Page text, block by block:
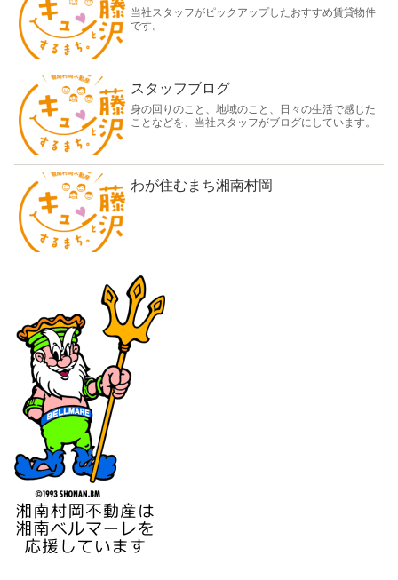
当社スタッフがピックアップしたおすすめ賃貸物件
です。
スタッフブログ
身の回りのこと、地域のこと、日々の生活で感じた
ことなどを、当社スタッフがブログにしています。
わが住むまち湘南村岡